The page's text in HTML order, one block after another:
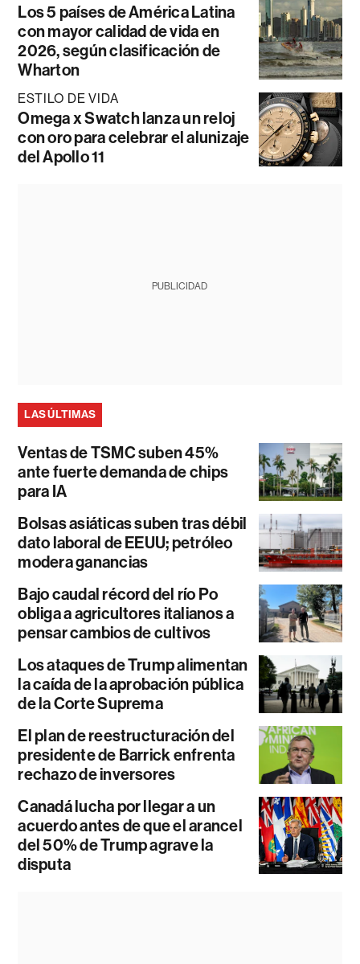
Los 5 países de América Latina
con mayor calidad de vida en
2026, según clasificación de
Wharton
ESTILO DE VIDA
Omega x Swatch lanza un reloj
con oro para celebrar el alunizaje
del Apollo 11
PUBLICIDAD
LAS ÚLTIMAS
Ventas de TSMC suben 45%
ante fuerte demanda de chips
para IA
Bolsas asiáticas suben tras débil
dato laboral de EEUU; petróleo
modera ganancias
Bajo caudal récord del río Po
obliga a agricultores italianos a
pensar cambios de cultivos
Los ataques de Trump alimentan
la caída de la aprobación pública
de la Corte Suprema
El plan de reestructuración del
presidente de Barrick enfrenta
rechazo de inversores
Canadá lucha por llegar a un
acuerdo antes de que el arancel
del 50% de Trump agrave la
disputa